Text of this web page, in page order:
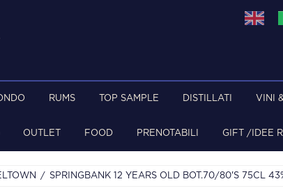
RUMS TOP SAMPLE DISTILLATI VINI
OUTLET FOOD PRENOTABILI GIFT /IDEE
SPRINGBANK 12 YEARS OLD BOT.70/80'S 75CL